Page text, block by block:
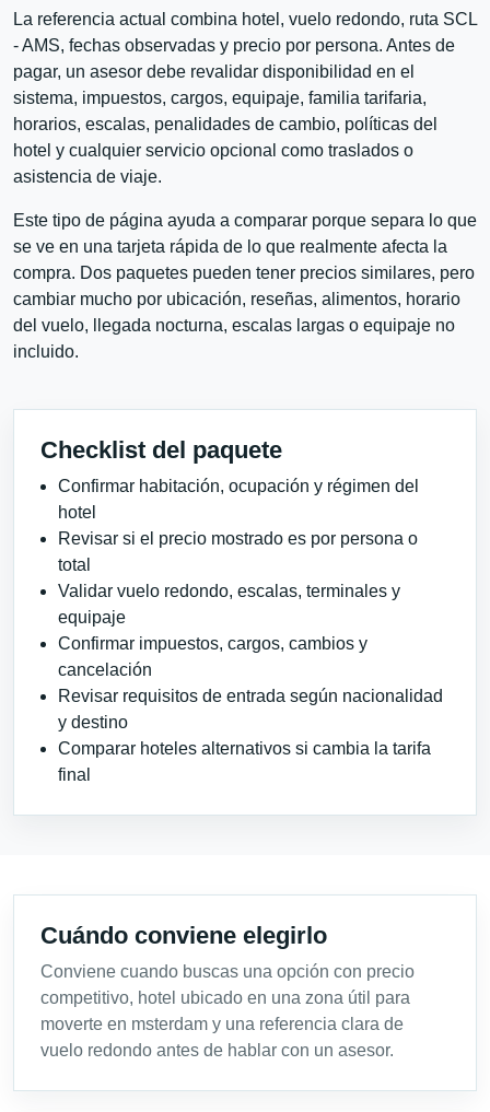
La referencia actual combina hotel, vuelo redondo, ruta SCL
- AMS, fechas observadas y precio por persona. Antes de
pagar, un asesor debe revalidar disponibilidad en el
sistema, impuestos, cargos, equipaje, familia tarifaria,
horarios, escalas, penalidades de cambio, políticas del
hotel y cualquier servicio opcional como traslados o
asistencia de viaje.
Este tipo de página ayuda a comparar porque separa lo que
se ve en una tarjeta rápida de lo que realmente afecta la
compra. Dos paquetes pueden tener precios similares, pero
cambiar mucho por ubicación, reseñas, alimentos, horario
del vuelo, llegada nocturna, escalas largas o equipaje no
incluido.
Checklist del paquete
Confirmar habitación, ocupación y régimen del
hotel
Revisar si el precio mostrado es por persona o
total
Validar vuelo redondo, escalas, terminales y
equipaje
Confirmar impuestos, cargos, cambios y
cancelación
Revisar requisitos de entrada según nacionalidad
y destino
Comparar hoteles alternativos si cambia la tarifa
final
Cuándo conviene elegirlo
Conviene cuando buscas una opción con precio
competitivo, hotel ubicado en una zona útil para
moverte en msterdam y una referencia clara de
vuelo redondo antes de hablar con un asesor.